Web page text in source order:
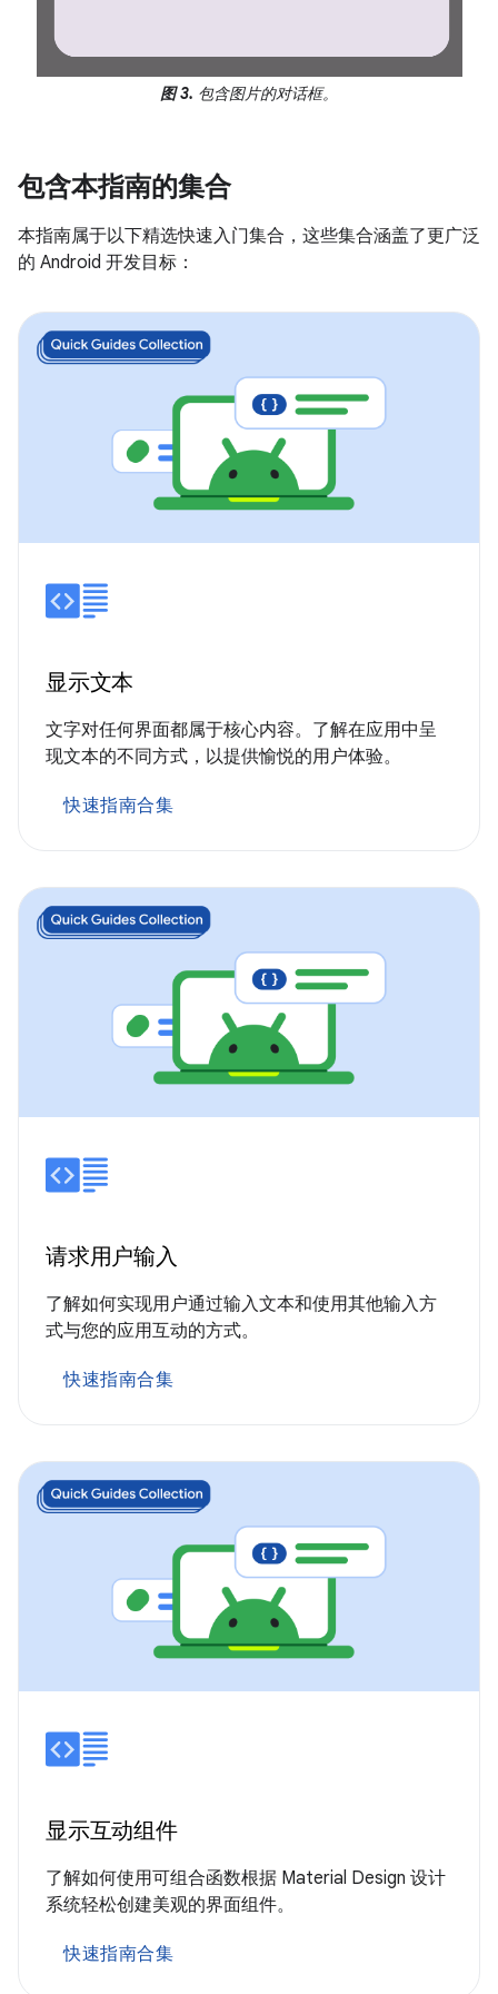
图 3. 包含图片的对话框。
包含本指南的集合
本指南属于以下精选快速入门集合，这些集合涵盖了更广泛
的 Android 开发目标：
显示文本
文字对任何界面都属于核心内容。了解在应用中呈
现文本的不同方式，以提供愉悦的用户体验。
快速指南合集
请求用户输入
了解如何实现用户通过输入文本和使用其他输入方
式与您的应用互动的方式。
快速指南合集
显示互动组件
了解如何使用可组合函数根据 Material Design 设计
系统轻松创建美观的界面组件。
快速指南合集